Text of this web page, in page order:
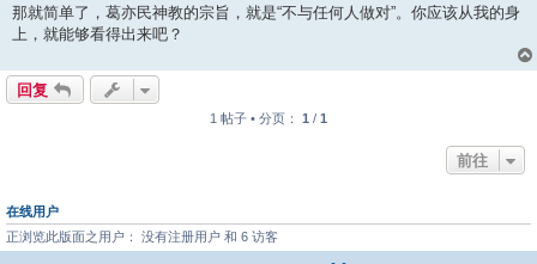
那就简单了，葛亦民神教的宗旨，就是“不与任何人做对”。你应该从我的身
上，就能够看得出来吧？
回复
1 帖子 • 分页： 1 / 1
前往
在线用户
正浏览此版面之用户： 没有注册用户 和 6 访客